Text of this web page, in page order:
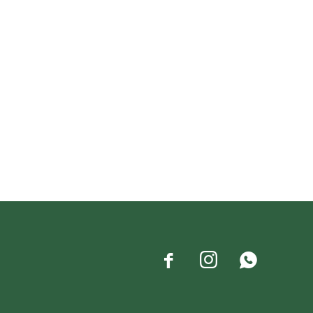
  